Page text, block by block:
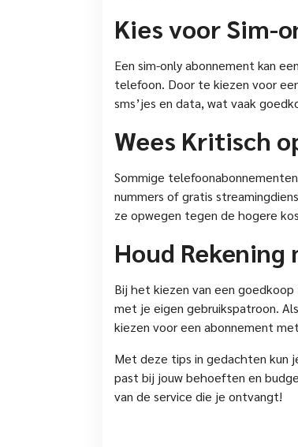
Kies voor Sim-
Een sim-only abonnement kan
telefoon. Door te kiezen voor
sms’jes en data, wat vaak
Wees Kritisch
Sommige
nummers of gratis
ze opwegen tegen de hogere
Houd
Bij het kiezen van een
met je eigen gebruikspatroon.
kiezen voor een abonnement
Met deze tips in gedachten kun
past bij jouw behoeften en
van de service die je ontvangt!